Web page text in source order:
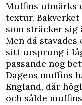
Muffins utmärks
textur.
som sträcker sig
Men då stavades
sitt ursprung i
passande nog
Dagens muffins
England, där
och sålde